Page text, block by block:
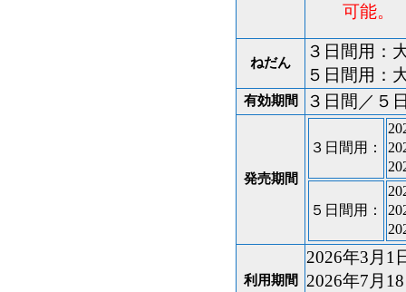
可能。
ねだん
３日間用：
５日間用：
有効期間 ３日間／５
発売期間
３日間用：
５日間用：
利用期間
2026年3月1
2026年7月